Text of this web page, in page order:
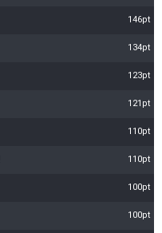
146pt
134pt
123pt
121pt
110pt
110pt
100pt
100pt